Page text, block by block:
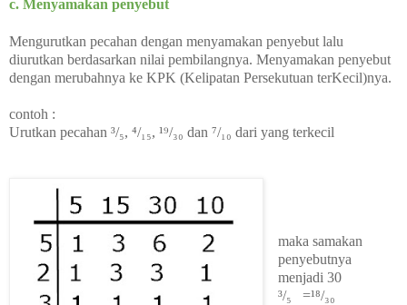
c. Menyamakan penyebut
Mengurutkan pecahan dengan menyamakan penyebut lalu
diurutkan berdasarkan nilai pembilangnya. Menyamakan penyebut
dengan merubahnya ke KPK (Kelipatan Persekutuan terKecil)nya.
contoh :
Urutkan pecahan ³/₅, ⁴/₁₅, ¹⁹/₃₀ dan ⁷/₁₀ dari yang terkecil
maka samakan
penyebutnya
menjadi 30
³/₅ =¹⁸/₃₀